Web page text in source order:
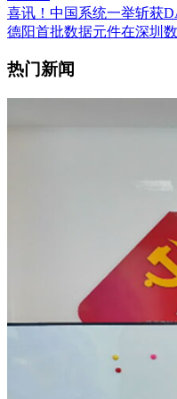
喜讯！中国系统一举斩获
德阳首批数据元件在深圳
热门新闻